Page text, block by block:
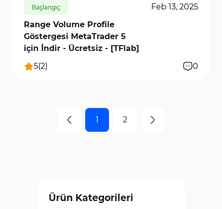
Başlangıç
Feb 13, 2025
Range Volume Profile
Göstergesi MetaTrader 5
için İndir - Ücretsiz - [TFlab]
5(2) 0
1 2
Ürün Kategorileri